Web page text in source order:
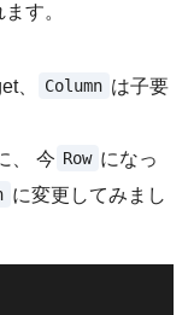
す。
、 Column は子要
、 今 Row になっ
に変更してみまし